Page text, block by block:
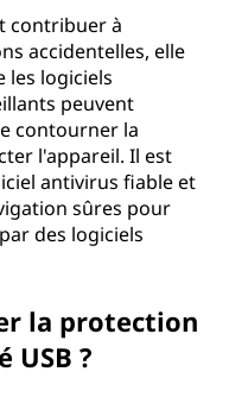
contribuer à
accidentelles, elle
les logiciels
peuvent
contourner la
l'appareil. Il est
antivirus fiable et
sûres pour
des logiciels
la protection
USB ?